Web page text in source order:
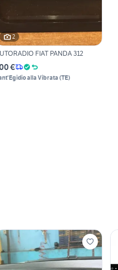
2
FIAT PANDA 312
€
alla Vibrata (TE)